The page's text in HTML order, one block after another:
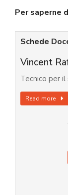
Per saperne
Schede
Vincent
Tecnico per
Read more